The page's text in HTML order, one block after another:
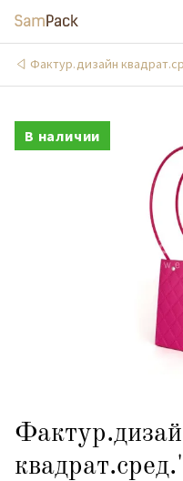
Фактур.дизайн
В наличии